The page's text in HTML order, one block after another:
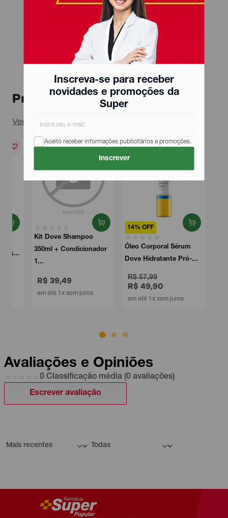
Inscreva-se para receber
novidades e promoções da
Super
Aceito receber informações publicitários e promoções.
Inscrever
Produtos relacionados
Ver todos
Kit Dove Shampoo
350ml + Condicionador
R$ 39,49
em até 1x sem juros
14% OFF
Óleo Corporal Sérum
Dove Hidratante Pró-...
R$ 57,99
R$ 49,90
em até 1x sem juros
Avaliações e Opiniões
0 Classificação média (0 avaliações)
Escrever avaliação